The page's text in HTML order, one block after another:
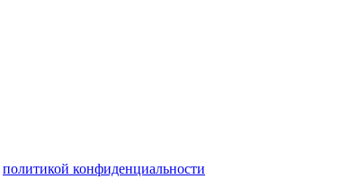
политикой конфиденциальности